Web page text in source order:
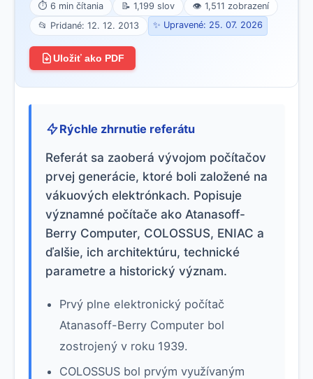
⏱ 6 min čítania 📝 1,199 slov
👁 1,511 zobrazení
📂 Pridané: 12. 12. 2013
✨ Upravené: 25. 07. 2026
Uložiť ako PDF
Rýchle zhrnutie referátu
Referát sa zaoberá vývojom počítačov
prvej generácie, ktoré boli založené na
vákuových elektrónkach. Popisuje
významné počítače ako Atanasoff-
Berry Computer, COLOSSUS, ENIAC a
ďalšie, ich architektúru, technické
parametre a historický význam.
Prvý plne elektronický počítač
Atanasoff-Berry Computer bol
zostrojený v roku 1939.
COLOSSUS bol prvým využívaným